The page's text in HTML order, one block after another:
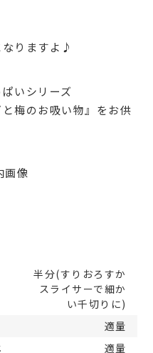
りますよ♪
いシリーズ
梅のお吸い物』をお供
半分(すりおろすか
スライサーで細か
い千切りに)
適量
適量